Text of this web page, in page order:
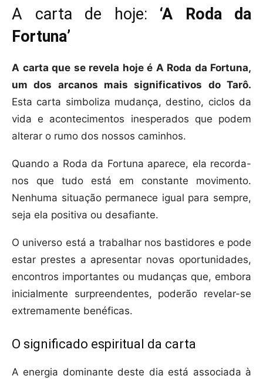
A carta de hoje: ‘A Roda da
Fortuna’
A carta que se revela hoje é A Roda da Fortuna,
um dos arcanos mais significativos do Tarô.
Esta carta simboliza mudança, destino, ciclos da
vida e acontecimentos inesperados que podem
alterar o rumo dos nossos caminhos.
Quando a Roda da Fortuna aparece, ela recorda-
nos que tudo está em constante movimento.
Nenhuma situação permanece igual para sempre,
seja ela positiva ou desafiante.
O universo está a trabalhar nos bastidores e pode
estar prestes a apresentar novas oportunidades,
encontros importantes ou mudanças que, embora
inicialmente surpreendentes, poderão revelar-se
extremamente benéficas.
O significado espiritual da carta
A energia dominante deste dia está associada à